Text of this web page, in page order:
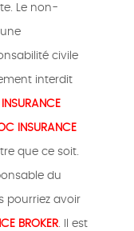
Le non-
civile
interdit
INSURANCE
que ce soit.
du
pourriez avoir
BROKER. Il est